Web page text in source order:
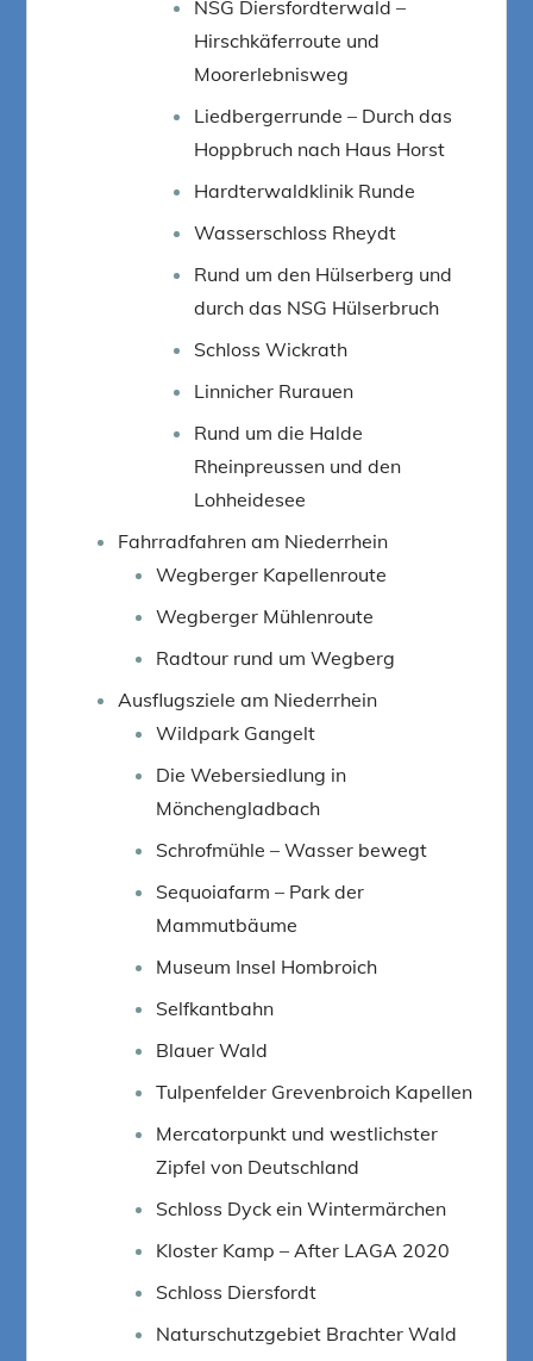
NSG Diersfordterwald –
Hirschkäferroute und
Moorerlebnisweg
Liedbergerrunde – Durch das
Hoppbruch nach Haus Horst
Hardterwaldklinik Runde
Wasserschloss Rheydt
Rund um den Hülserberg und
durch das NSG Hülserbruch
Schloss Wickrath
Linnicher Rurauen
Rund um die Halde
Rheinpreussen und den
Lohheidesee
Fahrradfahren am Niederrhein
Wegberger Kapellenroute
Wegberger Mühlenroute
Radtour rund um Wegberg
Ausflugsziele am Niederrhein
Wildpark Gangelt
Die Webersiedlung in
Mönchengladbach
Schrofmühle – Wasser bewegt
Sequoiafarm – Park der
Mammutbäume
Museum Insel Hombroich
Selfkantbahn
Blauer Wald
Tulpenfelder Grevenbroich Kapellen
Mercatorpunkt und westlichster
Zipfel von Deutschland
Schloss Dyck ein Wintermärchen
Kloster Kamp – After LAGA 2020
Schloss Diersfordt
Naturschutzgebiet Brachter Wald